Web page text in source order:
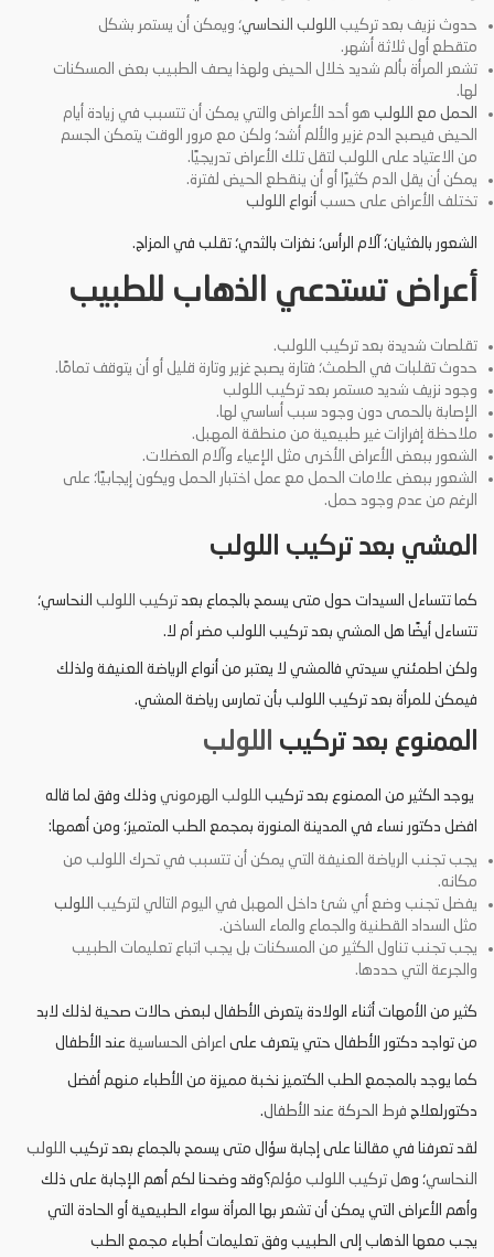
حدوث نزيف بعد تركيب اللولب النحاسي؛ ويمكن أن يستمر بشكل
متقطع أول ثلاثة أشهر.
تشعر المرأة بألم شديد خلال الحيض ولهذا يصف الطبيب بعض المسكنات
لها.
الحمل مع اللولب هو أحد الأعراض والتي يمكن أن تتسبب في زيادة أيام
الحيض فيصبح الدم غزير والألم أشد؛ ولكن مع مرور الوقت يتمكن الجسم
من الاعتياد على اللولب لتقل تلك الأعراض تدريجيًا.
يمكن أن يقل الدم كثيرًا أو أن ينقطع الحيض لفترة.
تختلف الأعراض على حسب أنواع اللولب
الشعور بالغثيان؛ آلام الرأس؛ نغزات بالثدي؛ تقلب في المزاج.
أعراض تستدعي الذهاب للطبيب
تقلصات شديدة بعد تركيب اللولب.
حدوث تقلبات في الطمث؛ فتارة يصبح غزير وتارة قليل أو أن يتوقف تمامًا.
وجود نزيف شديد مستمر بعد تركيب اللولب
الإصابة بالحمى دون وجود سبب أساسي لها.
ملاحظة إفرازات غير طبيعية من منطقة المهبل.
الشعور ببعض الأعراض الأخرى مثل الإعياء وآلام العضلات.
الشعور ببعض علامات الحمل مع عمل اختبار الحمل ويكون إيجابيًا؛ على
الرغم من عدم وجود حمل.
المشي بعد تركيب اللولب
كما تتساءل السيدات حول متى يسمح بالجماع بعد تركيب اللولب النحاسي؛
تتساءل أيضًا هل المشي بعد تركيب اللولب مضر أم لا.
ولكن اطمئني سيدتي فالمشي لا يعتبر من أنواع الرياضة العنيفة ولذلك
فيمكن للمرأة بعد تركيب اللولب بأن تمارس رياضة المشي.
الممنوع بعد تركيب اللولب
يوجد الكثير من الممنوع بعد تركيب اللولب الهرموني وذلك وفق لما قاله
افضل دكتور نساء في المدينة المنورة بمجمع الطب المتميز؛ ومن أهمها:
يجب تجنب الرياضة العنيفة التي يمكن أن تتسبب في تحرك اللولب من
مكانه.
يفضل تجنب وضع أي شئ داخل المهبل في اليوم التالي لتركيب اللولب
مثل السداد القطنية والجماع والماء الساخن.
يجب تجنب تناول الكثير من المسكنات بل يجب اتباع تعليمات الطبيب
والجرعة التي حددها.
كثير من الأمهات أثناء الولادة يتعرض الأطفال لبعض حالات صحية لذلك لابد
من تواجد دكتور الأطفال حتي يتعرف على اعراض الحساسية عند الأطفال
كما يوجد بالمجمع الطب الكتميز نخبة مميزة من الأطباء منهم أفضل
دكتورلعلاج فرط الحركة عند الأطفال.
لقد تعرفنا في مقالنا على إجابة سؤال متى يسمح بالجماع بعد تركيب اللولب
النحاسي؛ وهل تركيب اللولب مؤلم؟وقد وضحنا لكم أهم الإجابة على ذلك
وأهم الأعراض التي يمكن أن تشعر بها المرأة سواء الطبيعية أو الحادة التي
يجب معها الذهاب إلى الطبيب وفق تعليمات أطباء مجمع الطب